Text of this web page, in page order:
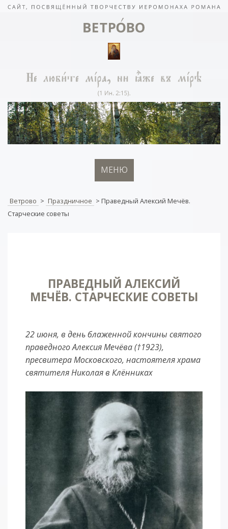
МЕНЮ
Ветрово > Праздничное > Праведный Алексий Мечёв.
Старческие советы
ПРАВЕДНЫЙ АЛЕКСИЙ
МЕЧЁВ. СТАРЧЕСКИЕ СОВЕТЫ
22 июня, в день блаженной кончины святого
праведного Алексия Мечёва (†1923),
пресвитера Московского, настоятеля храма
святителя Николая в Клённиках